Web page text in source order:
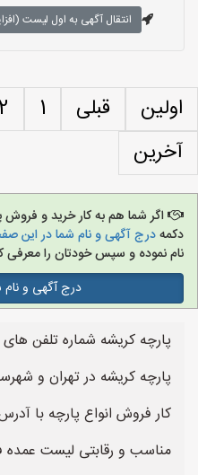
انتقال آگهی به اول لیست
اولین قبلی 1
آخرین
اگر شما هم به کار خرید و
دکمهدرج آگهی و نام شما در این
نام نموده و سپس خودتان را معرفی
درج آگهی و
پارچه کریشه شماره تلفن
پارچه کریشه در تهران و
کار فروش انواع پارچه با
مناسب و رقابتی لیست